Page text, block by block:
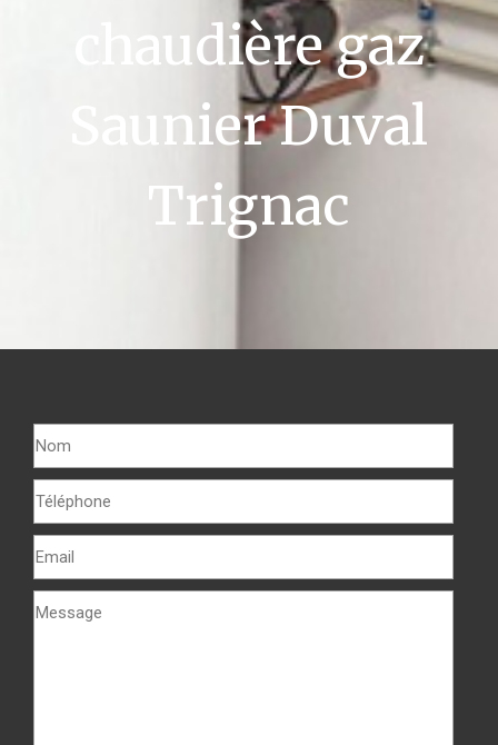
chaudière gaz
Saunier Duval
Trignac